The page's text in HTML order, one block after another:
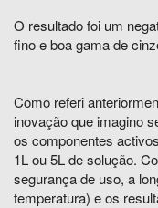
O resultado foi um
fino e boa gama de
Como referi
inovação que imagino
os componentes
1L ou 5L de solução.
segurança de uso, a
temperatura) e os